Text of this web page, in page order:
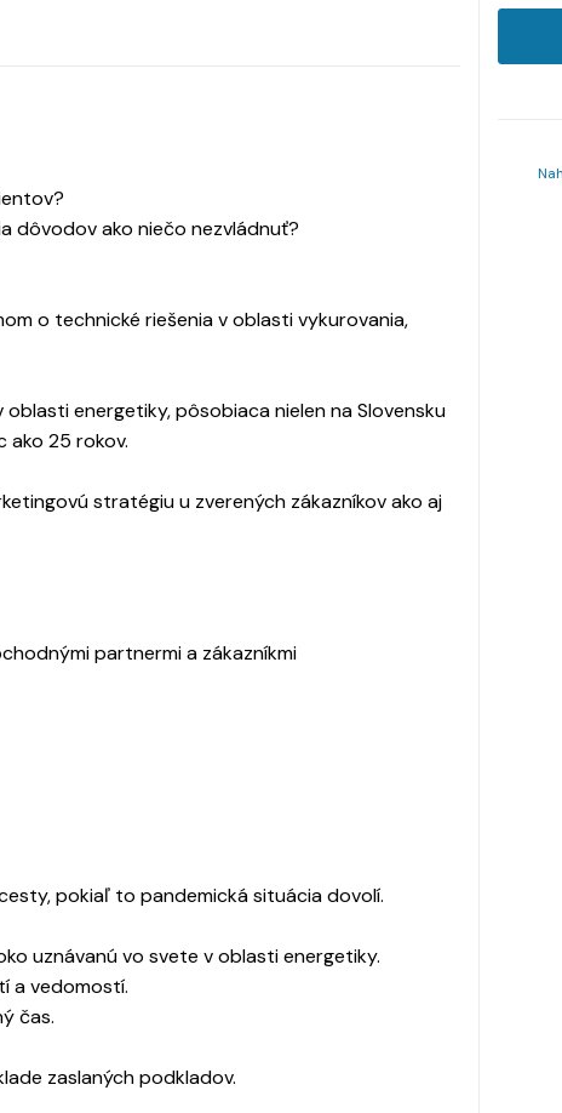
dôvodov ako niečo nezvládnuť?
o technické riešenia v oblasti vykurovania,
energetiky, pôsobiaca nielen na Slovensku
ako 25 rokov.
stratégiu u zverených zákazníkov ako aj
partnermi a zákazníkmi
pokiaľ to pandemická situácia dovolí.
uznávanú vo svete v oblasti energetiky.
a vedomostí.
čas.
zaslaných podkladov.